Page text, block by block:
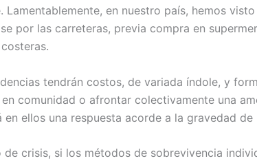
Lamentablemente, en nuestro país, hemos
por las carreteras, previa compra en
tendrán costos, de variada índole, y
comunidad o afrontar colectivamente una
en ellos una respuesta acorde a la gravedad de
de crisis, si los métodos de sobrevivencia